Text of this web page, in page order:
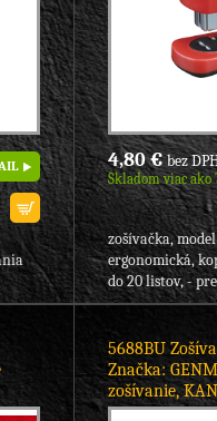
4,80 €bez
Skladom viac ako
zošívačka,
ergonomická,
do 20 listov, -
5688BU
Značka:
zošívanie,